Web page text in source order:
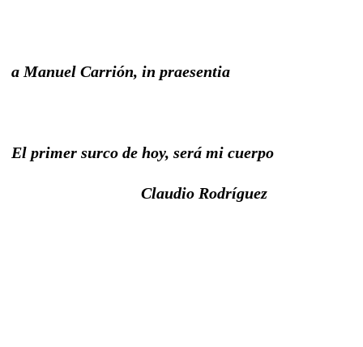
a Manuel Carrión, in praesentia
El primer surco de hoy, será mi cuerpo
Claudio Rodríguez